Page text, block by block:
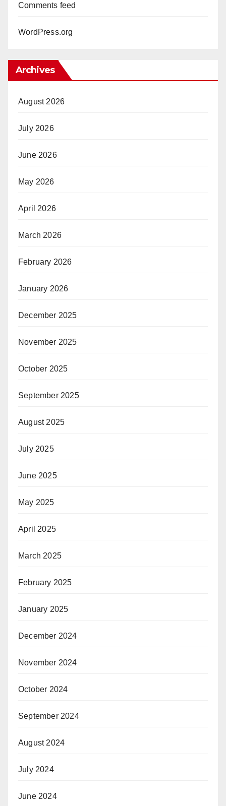
Comments feed
WordPress.org
Archives
August 2026
July 2026
June 2026
May 2026
April 2026
March 2026
February 2026
January 2026
December 2025
November 2025
October 2025
September 2025
August 2025
July 2025
June 2025
May 2025
April 2025
March 2025
February 2025
January 2025
December 2024
November 2024
October 2024
September 2024
August 2024
July 2024
June 2024